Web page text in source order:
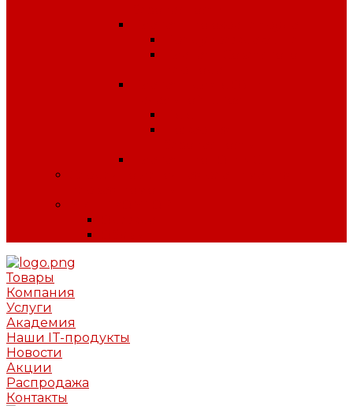
Товары
Компания
Услуги
Академия
Наши IT-продукты
Новости
Акции
Распродажа
Контакты